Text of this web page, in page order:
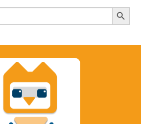
child
menu
child
Search Button